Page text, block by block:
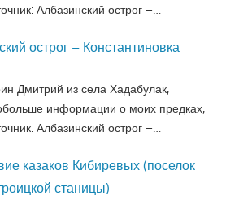
Албазинский острог –…
острог – Константиновка
Дмитрий из села Хадабулак,
информации о моих предках,
Албазинский острог –…
казаков Кибиревых (поселок
станицы)